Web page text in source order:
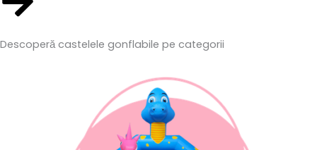
Descoperă castelele gonflabile pe categorii